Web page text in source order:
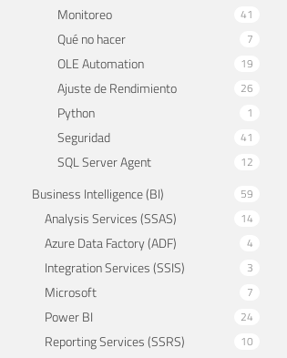
Monitoreo 41
Qué no hacer 7
OLE Automation 19
Ajuste de Rendimiento 26
Python 1
Seguridad 41
SQL Server Agent 12
Business Intelligence (BI) 59
Analysis Services (SSAS) 14
Azure Data Factory (ADF) 4
Integration Services (SSIS) 3
Microsoft 7
Power BI 24
Reporting Services (SSRS) 10